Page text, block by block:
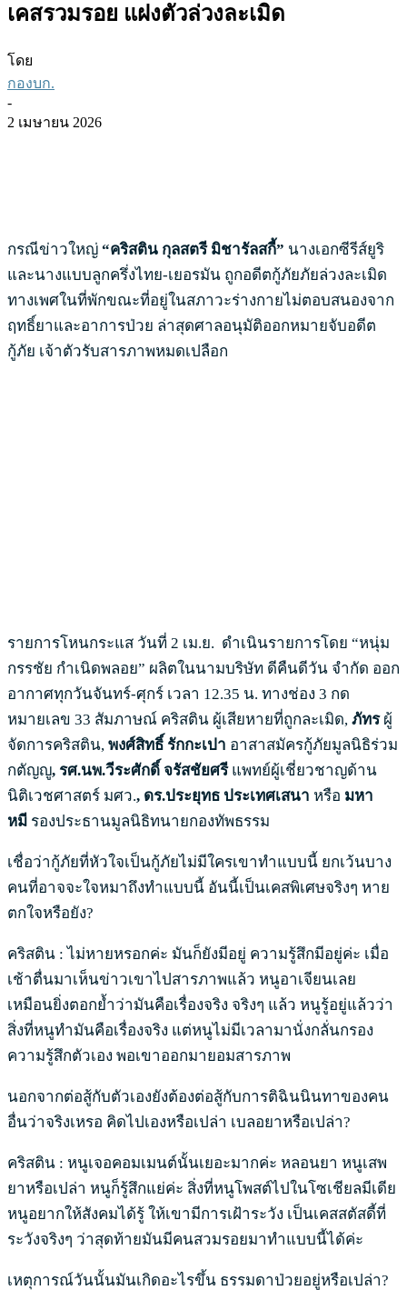
เคสรวมรอย แฝงตัวล่วงละเมิด
โดย
กองบก.
-
2 เมษายน 2026
กรณีข่าวใหญ่ “คริสติน กุลสตรี มิชารัลสกี้” นางเอกซีรีส์ยูริ
และนางแบบลูกครึ่งไทย-เยอรมัน ถูกอดีตกู้ภัยภัยล่วงละเมิด
ทางเพศในที่พักขณะที่อยู่ในสภาวะร่างกายไม่ตอบสนองจาก
ฤทธิ์ยาและอาการป่วย ล่าสุดศาลอนุมัติออกหมายจับอดีต
กู้ภัย เจ้าตัวรับสารภาพหมดเปลือก
รายการโหนกระแส วันที่ 2 เม.ย. ดำเนินรายการโดย “หนุ่ม
กรรชัย กำเนิดพลอย” ผลิตในนามบริษัท ดีคืนดีวัน จำกัด ออก
อากาศทุกวันจันทร์-ศุกร์ เวลา 12.35 น. ทางช่อง 3 กด
หมายเลข 33 สัมภาษณ์ คริสติน ผู้เสียหายที่ถูกละเมิด, ภัทร ผู้
จัดการคริสติน, พงศ์สิทธิ์ รักกะเปา อาสาสมัครกู้ภัยมูลนิธิร่วม
กตัญญู, รศ.นพ.วีระศักดิ์ จรัสชัยศรี แพทย์ผู้เชี่ยวชาญด้าน
นิติเวชศาสตร์ มศว., ดร.ประยุทธ ประเทศเสนา หรือ มหา
หมี รองประธานมูลนิธิทนายกองทัพธรรม
เชื่อว่ากู้ภัยที่หัวใจเป็นกู้ภัยไม่มีใครเขาทำแบบนี้ ยกเว้นบาง
คนที่อาจจะใจหมาถึงทำแบบนี้ อันนี้เป็นเคสพิเศษจริงๆ หาย
ตกใจหรือยัง?
คริสติน : ไม่หายหรอกค่ะ มันก็ยังมีอยู่ ความรู้สึกมีอยู่ค่ะ เมื่อ
เช้าตื่นมาเห็นข่าวเขาไปสารภาพแล้ว หนูอาเจียนเลย
เหมือนยิ่งตอกย้ำว่ามันคือเรื่องจริง จริงๆ แล้ว หนูรู้อยู่แล้วว่า
สิ่งที่หนูทำมันคือเรื่องจริง แต่หนูไม่มีเวลามานั่งกลั่นกรอง
ความรู้สึกตัวเอง พอเขาออกมายอมสารภาพ
นอกจากต่อสู้กับตัวเองยังต้องต่อสู้กับการติฉินนินทาของคน
อื่นว่าจริงเหรอ คิดไปเองหรือเปล่า เบลอยาหรือเปล่า?
คริสติน : หนูเจอคอมเมนต์นั้นเยอะมากค่ะ หลอนยา หนูเสพ
ยาหรือเปล่า หนูก็รู้สึกแย่ค่ะ สิ่งที่หนูโพสต์ไปในโซเชียลมีเดีย
หนูอยากให้สังคมได้รู้ ให้เขามีการเฝ้าระวัง เป็นเคสสตัสดี้ที่
ระวังจริงๆ ว่าสุดท้ายมันมีคนสวมรอยมาทำแบบนี้ได้ค่ะ
เหตุการณ์วันนั้นมันเกิดอะไรขึ้น ธรรมดาป่วยอยู่หรือเปล่า?